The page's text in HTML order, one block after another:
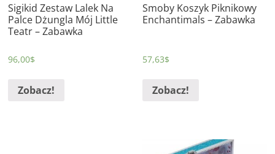
Sigikid Zestaw Lalek Na
Palce Dżungla Mój Little
Teatr – Zabawka
96,00$
Zobacz!
Smoby Koszyk Piknikowy
Enchantimals – Zabawka
57,63$
Zobacz!